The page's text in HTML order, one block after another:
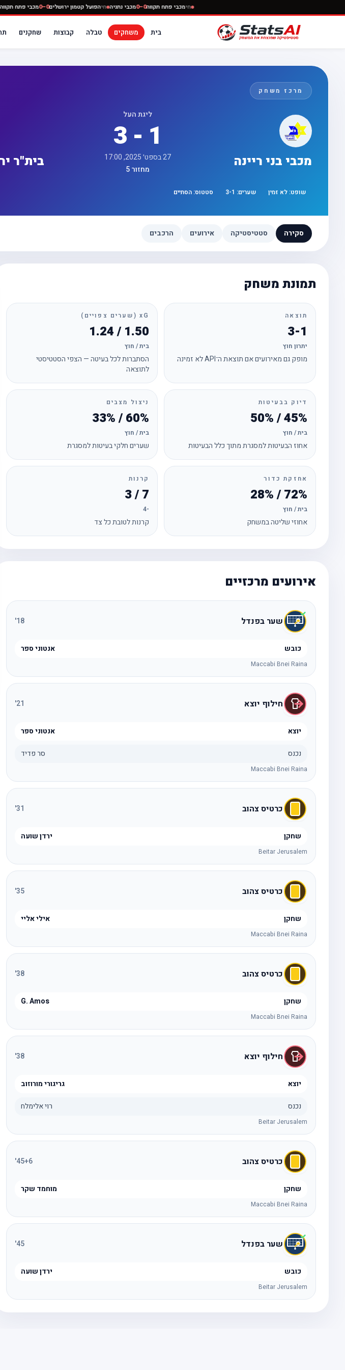
חימכבי פתח תקווה0–0 מכבי נתניה חיהפועל קטמון ירושלים0–0 מכבי
בית משחקים טבלה קבוצות שחקנים
מרכז משחק
מכבי בני ריינה
ליגת העל
3 - 1
27 בספט׳ 2025, 17:00
מחזור 5
בית"ר
שופט: לא זמין שערים: 3-1 סטטוס: הסתיים
סקירה סטטיסטיקה אירועים הרכבים
תמונת משחק
תוצאה
3-1
יתרון חוץ
מופק גם מאירועים אם תוצאת ה־API לא זמינה
xG (שערים צפויים)
1.50 / 1.24
בית / חוץ
הסתברות לכל בעיטה — הצפי הסטטיסטי
לתוצאה
דיוק בבעיטות
45% / 50%
בית / חוץ
אחוז הבעיטות למסגרת מתוך כלל הבעיטות
ניצול מצבים
60% / 33%
בית / חוץ
שערים חלקי בעיטות למסגרת
אחזקת כדור
72% / 28%
בית / חוץ
אחוזי שליטה במשחק
קרנות
7 / 3
-4
קרנות לטובת כל צד
אירועים מרכזיים
שער בפנדל 18
'
כובש אנטוני ספר
Maccabi Bnei Raina
חילוף יוצא 21
'
יוצא אנטוני ספר
נכנס סר פדיד
Maccabi Bnei Raina
כרטיס צהוב 31
'
שחקן ירדן שועה
Beitar Jerusalem
כרטיס צהוב 35
'
שחקן אילי אליי
Maccabi Bnei Raina
כרטיס צהוב 38
'
שחקן G. Amos
Maccabi Bnei Raina
חילוף יוצא 38
'
יוצא גריגורי מורוזוב
נכנס רוי אלימלח
Beitar Jerusalem
כרטיס צהוב 45+6
'
שחקן מוחמד שקר
Maccabi Bnei Raina
שער בפנדל 45
'
כובש ירדן שועה
Beitar Jerusalem